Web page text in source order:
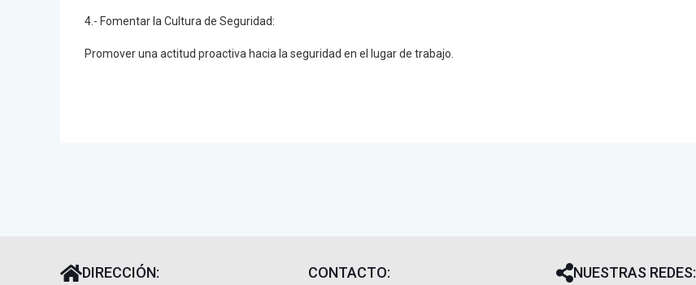
4.- Fomentar la Cultura de Seguridad:
Promover una actitud proactiva hacia la seguridad en el lugar de trabajo.
DIRECCIÓN: CONTACTO: NUESTRAS REDES: